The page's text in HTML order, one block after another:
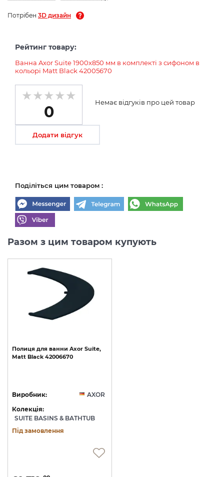
Потрібен 3D дизайн
Рейтинг товару:
Ванна Axor Suite 1900x850 мм в комплекті з сифоном в
кольорі Matt Black 42005670
0
Немає відгуків про цей товар
Додати відгук
Поділіться цим товаром :
Разом з цим товаром купують
Полиця для ванни Axor Suite,
Matt Black 42006670
Виробник:
AXOR
Колекція:
SUITE BASINS & BATHTUB
Під замовлення